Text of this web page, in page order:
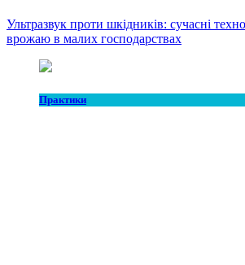
Ультразвук проти шкідників: сучасні
врожаю в малих господарствах
Практики